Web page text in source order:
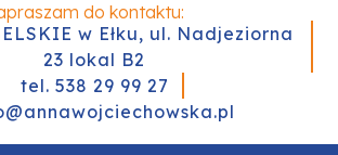
do kontaktu:
w Ełku, ul. Nadjeziorna
23 lokal B2
tel. 538 29 99 27